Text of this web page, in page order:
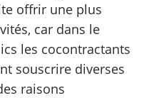
offrir une plus
car dans le
les cocontractants
souscrire diverses
raisons